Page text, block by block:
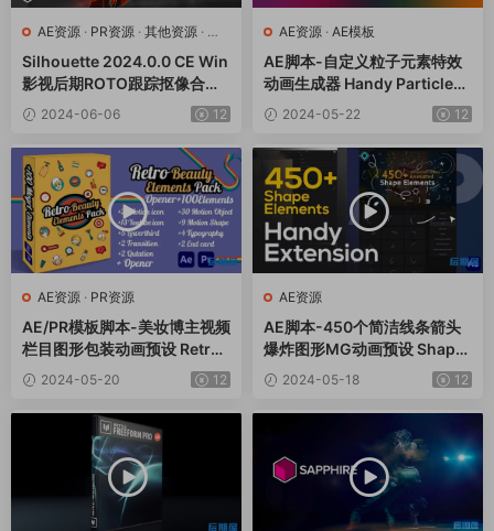
AE资源 · PR资源 · 其他资源 · 达
芬奇资源
Silhouette 2024.0.0 CE Win
影视后期ROTO跟踪抠像合成
软件AE/PR/达芬奇/VEGAS/O
FX插件
2024-06-06 12
AE资源 · AE模板
AE脚本-自定义粒子元素特效
动画生成器 Handy Particles
V1.0.9+使用教程
2024-05-22 12
AE资源 · PR资源
AE/PR模板脚本-美妆博主视频
栏目图形包装动画预设 Retro
Beauty Elements Pack
2024-05-20 12
AE资源
AE脚本-450个简洁线条箭头
爆炸图形MG动画预设 Shape
Elements Pack
2024-05-18 12